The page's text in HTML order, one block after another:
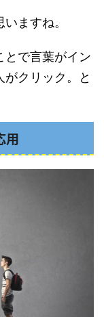
ますね。
とで言葉がイン
クリック。と
用